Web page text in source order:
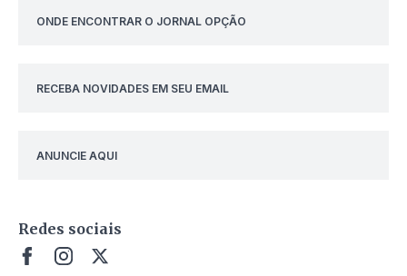
ONDE ENCONTRAR O JORNAL OPÇÃO
RECEBA NOVIDADES EM SEU EMAIL
ANUNCIE AQUI
Redes sociais